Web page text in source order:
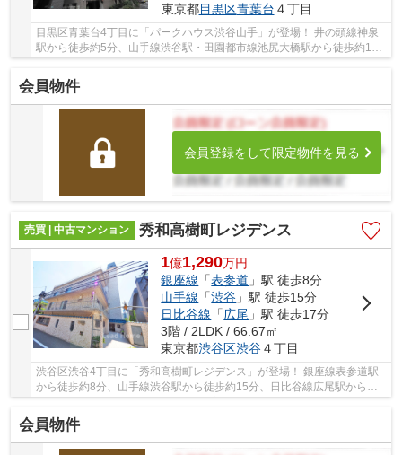
東京都目黒区青葉台 ４丁目
目黒区青葉台4丁目に「パークハウス渋谷山手」が登場！ 井の頭線神泉
駅から徒歩約5分、山手線渋谷駅・田園都市線池尻大橋駅から徒歩約12
分！ 9路線3駅利用可能な大変便利な立地に位置...
会員物件
会員登録をして限定物件を見る
売買 | 中古マンション 秀和高樹町レジデンス
1億1,290万円
銀座線 「表参道 」駅 徒歩8分
山手線 「渋谷 」駅 徒歩15分
日比谷線 「広尾 」駅 徒歩17分
3階 / 2LDK / 66.67㎡
東京都渋谷区渋谷４丁目
渋谷区渋谷4丁目に「秀和高樹町レジデンス」が登場！ 銀座線表参道駅
から徒歩約8分、山手線渋谷駅から徒歩約15分、日比谷線広尾駅から徒
歩約17分。 11路線3駅利用可能な大変便利な立地...
会員物件